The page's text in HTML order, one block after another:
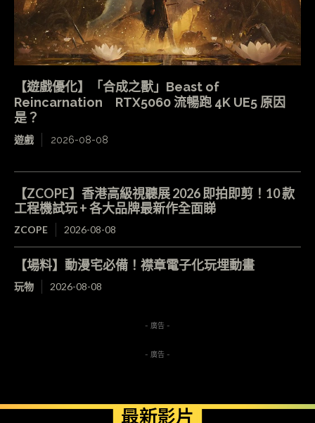
【遊戲優化】「合成之獸」Beast of
Reincarnation RTX5060 流暢跑 4K UE5 原因
是？
遊戲 2026-08-08
【ZCOPE】香港高級視聽展 2026 即拍即剪！10 款
工程機試玩 + 各大品牌最新作全面睇
ZCOPE 2026-08-08
【場料】動漫宅必備！襟章電子化玩埋動畫
玩物 2026-08-08
- 廣告 -
- 廣告 -
最新影片